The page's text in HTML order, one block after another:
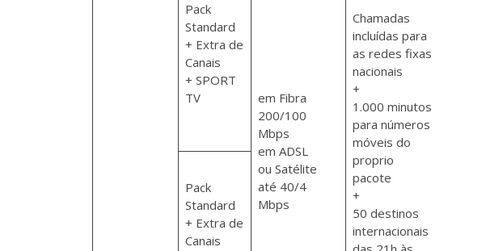
Pack
Standard
+ Extra de
Canais
+ SPORT
TV
em Fibra
200/100
Mbps
em ADSL
ou Satélite
até 40/4
Mbps
Chamadas
incluídas para
as redes fixas
nacionais
+
1.000 minutos
para números
móveis do
proprio
pacote
+
50 destinos
internacionais
Pack
Standard
+ Extra de
Canais